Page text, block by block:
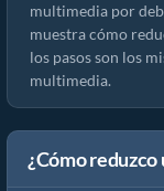
multimedia por
muestra cómo
los pasos son los
multimedia.
¿Cómo